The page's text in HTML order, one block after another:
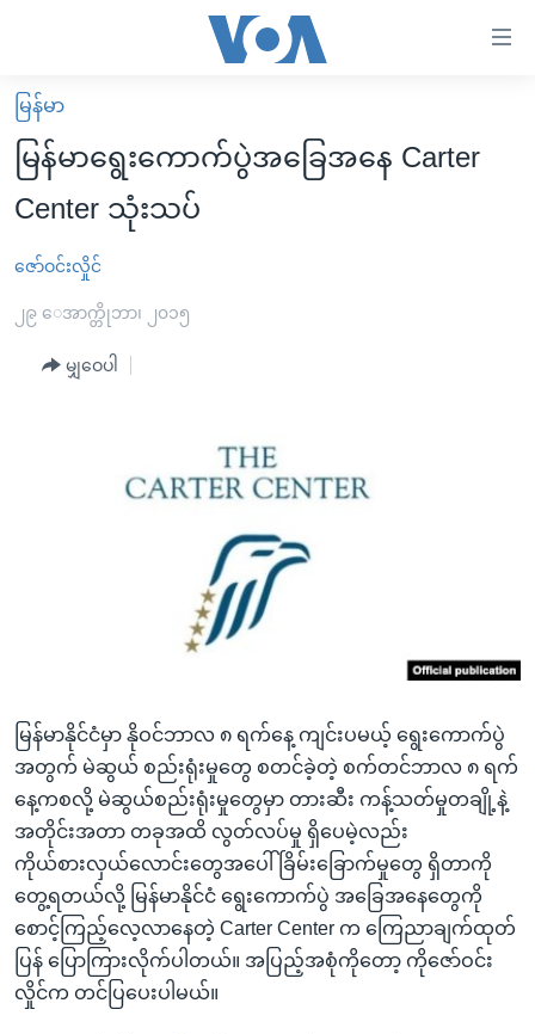
လွယ်ကူ
စေ
သည့်
များ
ပင်မ
ရန်
ရှာဖွေ
ရန်
နေရာ
သို့
ကျော်
ရန်
မူလစာမျက်နှာ
မြန်မာ
ကမ္ဘာ့သတင်းများ
နိုင်ငံတကာ
အစ္စရေး-ပါလက်စတိုင်း
ဗွီဒီယို
အင်္ဂလိပ်စာလေ့လာမယ်
ရေဒီယိုနှင့်ရုပ်သံ အချက်အလက်များ
ဗွီအိုအေ လူမှုကွန်ယက်များ
ဘာသာစကားများ
မြန်မာ
မြန်မာရွေးကောက်ပွဲအခြေအနေ Carter
Center သုံးသပ်
ဇော်ဝင်းလှိုင်
၂၉ ေအာက္တိုဘာ၊ ၂၀၁၅
မျှဝေပါ
မြန်မာနိုင်ငံမှာ နိုဝင်ဘာလ ၈ ရက်နေ့ ကျင်းပမယ့် ရွေးကောက်ပွဲ
အတွက် မဲဆွယ် စည်းရုံးမှုတွေ စတင်ခဲ့တဲ့ စက်တင်ဘာလ ၈ ရက်
နေ့ကစလို့ မဲဆွယ်စည်းရုံးမှုတွေမှာ တားဆီး ကန့်သတ်မှုတချို့နဲ့
အတိုင်းအတာ တခုအထိ လွတ်လပ်မှု ရှိပေမဲ့လည်း
ကိုယ်စားလှယ်လောင်းတွေအပေါ် ခြိမ်းခြောက်မှုတွေ ရှိတာကို
တွေ့ရတယ်လို့ မြန်မာနိုင်ငံ ရွေးကောက်ပွဲ အခြေအနေတွေကို
စောင့်ကြည့်လေ့လာနေတဲ့ Carter Center က ကြေညာချက်ထုတ်
ပြန် ပြောကြားလိုက်ပါတယ်။ အပြည့်အစုံကိုတော့ ကိုဇော်ဝင်း
လှိုင်က တင်ပြပေးပါမယ်။